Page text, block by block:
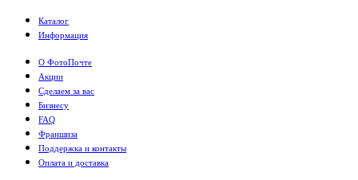
Каталог
Информация
О ФотоПочте
Акции
Сделаем за вас
Бизнесу
FAQ
Франшиза
Поддержка и контакты
Оплата и доставка